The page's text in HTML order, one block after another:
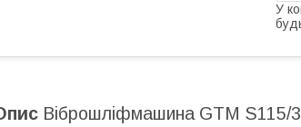
У
Віброшліфмашина GTM S115/